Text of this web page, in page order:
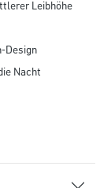
Leibhöhe
Design
Nacht